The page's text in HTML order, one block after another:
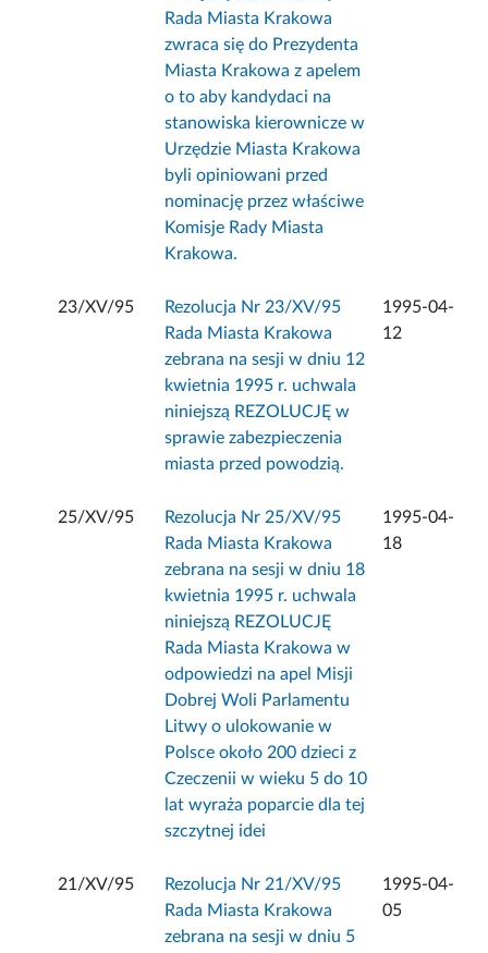
Rada Miasta Krakowa
zwraca się do Prezydenta
Miasta Krakowa z apelem
o to aby kandydaci na
stanowiska kierownicze w
Urzędzie Miasta Krakowa
byli opiniowani przed
nominację przez właściwe
Komisje Rady Miasta
Krakowa.
23/XV/95
Rezolucja Nr 23/XV/95
Rada Miasta Krakowa
zebrana na sesji w dniu 12
kwietnia 1995 r. uchwala
niniejszą REZOLUCJĘ w
sprawie zabezpieczenia
miasta przed powodzią.
1995-04-
12
25/XV/95
Rezolucja Nr 25/XV/95
Rada Miasta Krakowa
zebrana na sesji w dniu 18
kwietnia 1995 r. uchwala
niniejszą REZOLUCJĘ
Rada Miasta Krakowa w
odpowiedzi na apel Misji
Dobrej Woli Parlamentu
Litwy o ulokowanie w
Polsce około 200 dzieci z
Czeczenii w wieku 5 do 10
lat wyraża poparcie dla tej
szczytnej idei
1995-04-
18
21/XV/95
Rezolucja Nr 21/XV/95
Rada Miasta Krakowa
zebrana na sesji w dniu 5
1995-04-
05